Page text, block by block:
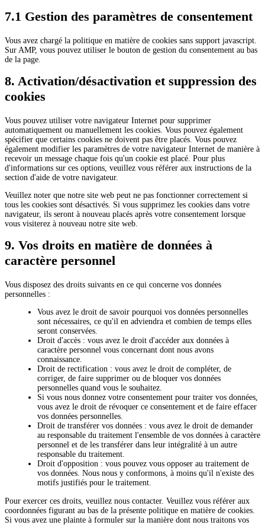
7.1 Gestion des paramètres de consentement
Vous avez chargé la politique en matière de cookies sans support javascript.
Sur AMP, vous pouvez utiliser le bouton de gestion du consentement au bas
de la page.
8. Activation/désactivation et suppression des
cookies
Vous pouvez utiliser votre navigateur Internet pour supprimer
automatiquement ou manuellement les cookies. Vous pouvez également
spécifier que certains cookies ne doivent pas être placés. Vous pouvez
également modifier les paramètres de votre navigateur Internet de manière à
recevoir un message chaque fois qu'un cookie est placé. Pour plus
d'informations sur ces options, veuillez vous référer aux instructions de la
section d'aide de votre navigateur.
Veuillez noter que notre site web peut ne pas fonctionner correctement si
tous les cookies sont désactivés. Si vous supprimez les cookies dans votre
navigateur, ils seront à nouveau placés après votre consentement lorsque
vous visiterez à nouveau notre site web.
9. Vos droits en matière de données à
caractère personnel
Vous disposez des droits suivants en ce qui concerne vos données
personnelles :
Vous avez le droit de savoir pourquoi vos données personnelles
sont nécessaires, ce qu'il en adviendra et combien de temps elles
seront conservées.
Droit d'accès : vous avez le droit d'accéder aux données à
caractère personnel vous concernant dont nous avons
connaissance.
Droit de rectification : vous avez le droit de compléter, de
corriger, de faire supprimer ou de bloquer vos données
personnelles quand vous le souhaitez.
Si vous nous donnez votre consentement pour traiter vos données,
vous avez le droit de révoquer ce consentement et de faire effacer
vos données personnelles.
Droit de transférer vos données : vous avez le droit de demander
au responsable du traitement l'ensemble de vos données à caractère
personnel et de les transférer dans leur intégralité à un autre
responsable du traitement.
Droit d'opposition : vous pouvez vous opposer au traitement de
vos données. Nous nous y conformons, à moins qu'il n'existe des
motifs justifiés pour le traitement.
Pour exercer ces droits, veuillez nous contacter. Veuillez vous référer aux
coordonnées figurant au bas de la présente politique en matière de cookies.
Si vous avez une plainte à formuler sur la manière dont nous traitons vos